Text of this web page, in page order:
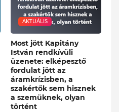
AKTUÁLIS
Most jött Kapitány
István rendkívüli
üzenete: elképesztő
fordulat jött az
áramkrízisben, a
szakértők sem hisznek
a szemüknek, olyan
történt